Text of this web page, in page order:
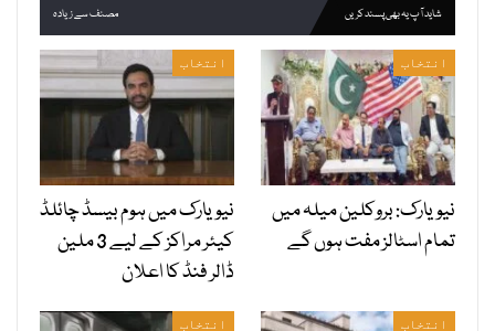
شاید آپ یہ بھی پسند کریں مصنف سے زیادہ
انتخاب
نیویارک: بروکلین میلہ میں
تمام اسٹالز مفت ہوں گے
انتخاب
نیویارک میں ہوم بیسڈ چائلڈ
کیئر مراکز کے لیے 3 ملین
ڈالر فنڈ کا اعلان
انتخاب انتخاب